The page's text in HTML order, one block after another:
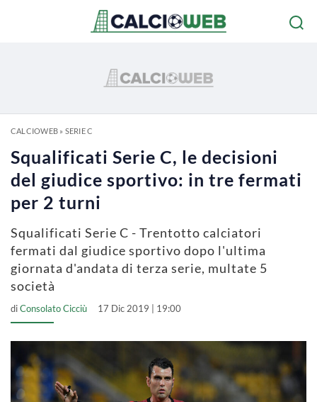
CALCIOWEB» SERIE C
Squalificati Serie C, le decisioni
del giudice sportivo: in tre fermati
per 2 turni
Squalificati Serie C - Trentotto calciatori
fermati dal giudice sportivo dopo l'ultima
giornata d'andata di terza serie, multate 5
società
diConsolato Cicciù 17 Dic 2019 | 19:00